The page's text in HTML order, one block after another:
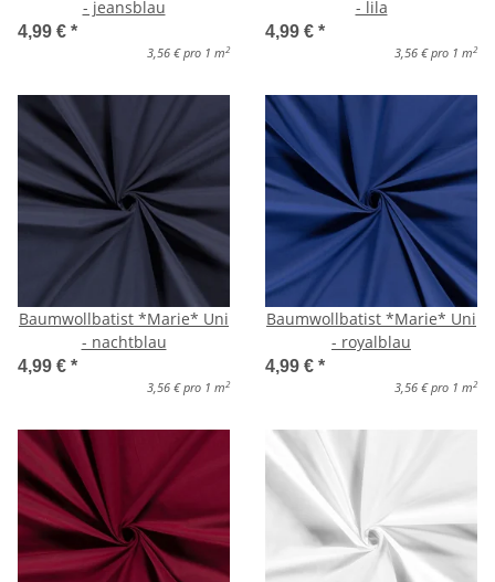
- jeansblau
4,99 € *
3,56 € pro 1 m 2
- lila
4,99 € *
3,56 € pro 1 m 2
Baumwollbatist *Marie* Uni
- nachtblau
4,99 € *
3,56 € pro 1 m 2
Baumwollbatist *Marie* Uni
- royalblau
4,99 € *
3,56 € pro 1 m 2